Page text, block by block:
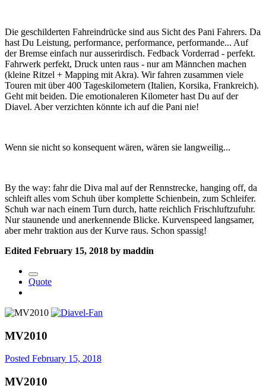
Die geschilderten Fahreindrücke sind aus Sicht des Pani Fahrers. Da
hast Du Leistung, performance, performance, performande... Auf
der Bremse einfach nur ausserirdisch. Fedback Vorderrad - perfekt.
Fahrwerk perfekt, Druck unten raus - nur am Männchen machen
(kleine Ritzel + Mapping mit Akra). Wir fahren zusammen viele
Touren mit über 400 Tageskilometern (Italien, Korsika, Frankreich).
Geht mit beiden. Die emotionaleren Kilometer hast Du auf der
Diavel. Aber verzichten könnte ich auf die Pani nie!
Wenn sie nicht so konsequent wären, wären sie langweilig...
By the way: fahr die Diva mal auf der Rennstrecke, hanging off, da
schleift alles vom Schuh über komplette Schienbein, zum Schleifer.
Schuh war nach einem Turn durch, hatte reichlich Frischluftzufuhr.
Nur staunende und anerkennende Blicke. Kurvenspeed langsamer,
aber mehr traktion aus der Kurve raus. Schon spassig!
Edited February 15, 2018 by maddin
Quote
MV2010
Posted February 15, 2018
MV2010